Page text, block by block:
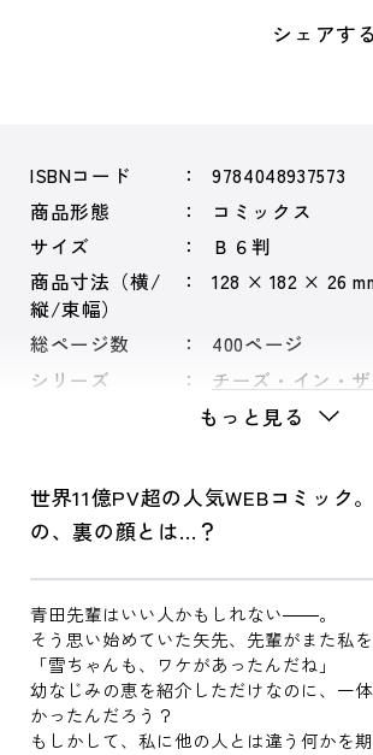
シェアす
ISBNコード
9784048937573
商品形態
コミックス
サイズ
Ｂ６判
商品寸法（横/
縦/束幅）
128 × 182 × 26
総ページ数
400ページ
シリーズ
チーズ・イン・
もっと見る
世界11億PV超の人気WEBコミック
の、裏の顔とは…？
青田先輩はいい人かもしれない――。
そう思い始めていた矢先、先輩がまた私を
「雪ちゃんも、ワケがあったんだね」
幼なじみの恵を紹介しただけなのに、一
かったんだろう？
もしかして、私に他の人とは違う何かを